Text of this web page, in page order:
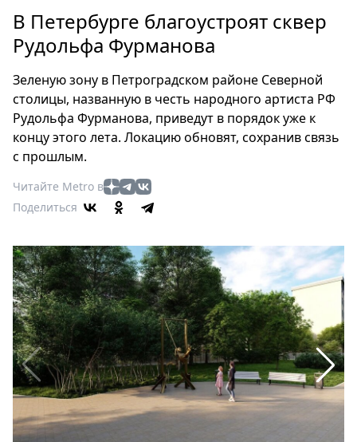
Россия
Мир
Еда
Туризм
Мода
Театр
Кино
Афиша
Выставки
Пресс-
релизы
О
Metro
Стримы
Спецпроекты
Звезды
Выборы
В Петербурге благоустроят сквер
Рудольфа Фурманова
Зеленую зону в Петроградском районе Северной
столицы, названную в честь народного артиста РФ
Рудольфа Фурманова, приведут в порядок уже к
концу этого лета. Локацию обновят, сохранив связь
с прошлым.
Читайте Metro в
Поделиться